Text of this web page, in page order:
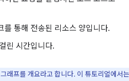
를 통해 전송된 리소스 양입니다.
린 시간입니다.
래프를 개요라고 합니다. 이 튜토리얼에서